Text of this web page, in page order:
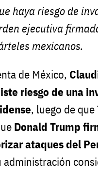
haya riesgo de
ejecutiva
mexicanos.
de México,
riesgo de una
, luego de que
Donald Trump
ataques del
administración